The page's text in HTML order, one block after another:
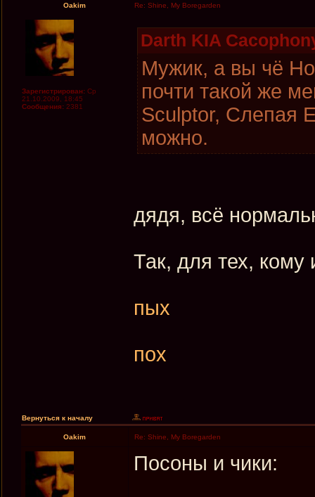
Oakim Re: Shine, My Boregarden
Зарегистрирован: Ср
21.10.2009, 18:45
Сообщения: 2381
Darth KIA
Мужик, а вы чё
почти такой же
Sculptor, Слепая
можно.
дядя, всё
Так, для тех, кому
пых
пох
Вернуться к началу
Oakim Re: Shine, My Boregarden
Посоны и чики: